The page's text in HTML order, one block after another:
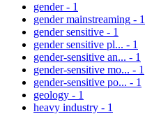
gender - 1
gender mainstreaming - 1
gender sensitive - 1
gender sensitive pl... - 1
gender-sensitive an... - 1
gender-sensitive mo... - 1
gender-sensitive po... - 1
geology - 1
heavy industry - 1